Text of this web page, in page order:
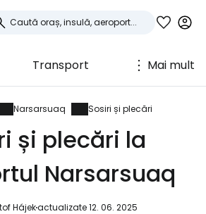
Transport Mai mult
Narsarsuaq Sosiri și plecări
și plecări la
Narsarsuaq
Hájekactualizate 12. 06. 2025
vă la
mondială a călătorilor